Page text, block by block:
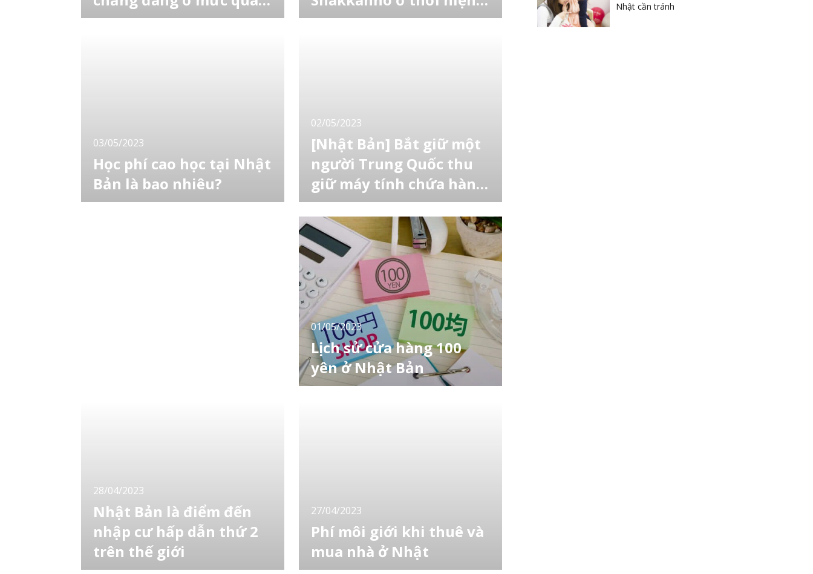
thấp?
Tại Nhật, giáo viên mầm non được cho là
đại
Bạn có biết rằng khối lượng đồng xu 5 yên
03/05/2023
Học phí cao học tại Nhật
Bản là bao nhiêu?
Nhiều sinh viên muốn nghiên cứu sâu về
02/05/2023
[Nhật Bản] Bắt giữ một
người Trung Quốc thu
giữ máy tính chứa hàng
triệu thông tin của
người dùng
Mới đây, cảnh sát Kanagawa đã bắt giữ một
đó có một người đàn ông Trung Quốc là
giám đốc điều hành một công ty tại Nhật do
liên quan đến việc sử dụng trái phép dịch vụ
thanh toán trên điện thoại thông minh. [toc]
Kết quả điều tra Theo cảnh sát, sau khi
01/05/2023
Lịch sử cửa hàng 100
yên ở Nhật Bản
Cửa hàng 100 yên là một trong những cửa
28/04/2023
Nhật Bản là điểm đến
nhập cư hấp dẫn thứ 2
trên thế giới
Kết quả một cuộc khảo sát với đối tượng là
27/04/2023
Phí môi giới khi thuê và
mua nhà ở Nhật
Nếu bạn là người lần đầu thuê nhà ở Nhật,
Nhật cần tránh